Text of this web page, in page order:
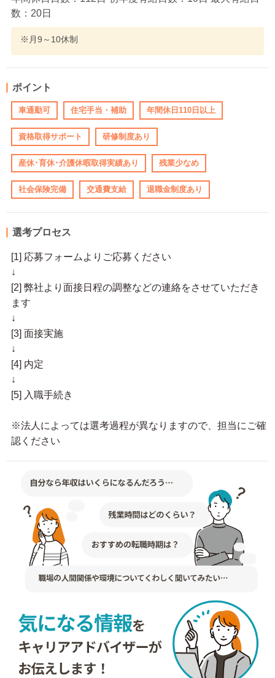
数：20日
※月9～10休制
ポイント
車通勤可 住宅手当・補助 年間休日110日以上
資格取得サポート 研修制度あり
産休･育休･介護休暇取得実績あり 残業少なめ
社会保険完備 交通費支給 退職金制度あり
選考プロセス
[1] 応募フォームよりご応募ください
↓
[2] 弊社より面接日程の調整などの連絡をさせていただき
ます
↓
[3] 面接実施
↓
[4] 内定
↓
[5] 入職手続き
※法人によっては選考過程が異なりますので、担当にご確
認ください